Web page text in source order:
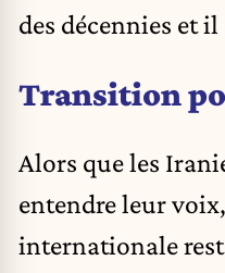
des décennies et
Transition
Alors que les
entendre leur
internationale